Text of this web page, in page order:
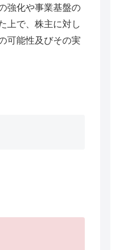
強化や事業基盤の
上で、株主に対し
可能性及びその実